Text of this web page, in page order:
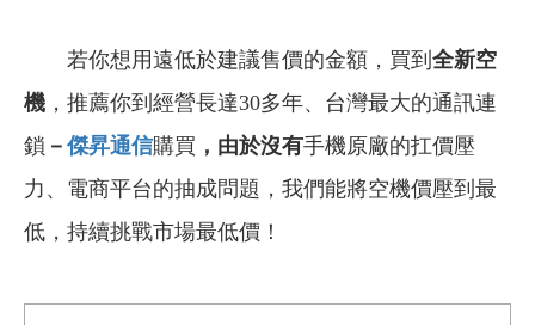
若你想用遠低於建議售價的金額，買到 全新空
機 ，推薦你到經營長達30多年、台灣最大的通訊連
鎖 － 傑昇通信購買 ，由於沒有手機原廠的扛價壓
力、電商平台的抽成問題，我們能將空機價壓到最
低，持續挑戰市場最低價！